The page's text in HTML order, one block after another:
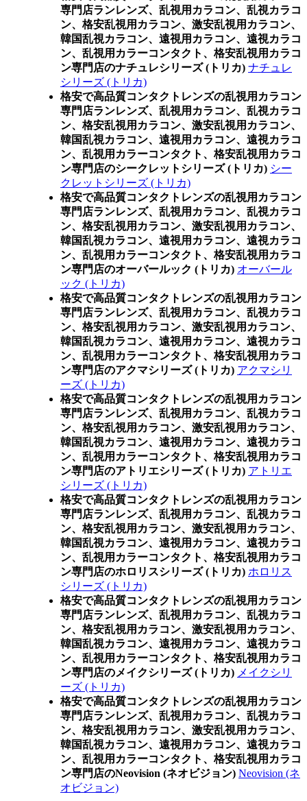
専門店ランレンズ、乱視用カラコン、乱視カラコ
ン、格安乱視用カラコン、激安乱視用カラコン、
韓国乱視カラコン、遠視用カラコン、遠視カラコ
ン、乱視用カラーコンタクト、格安乱視用カラコ
ン専門店のナチュレシリーズ (トリカ) ナチュレ
シリーズ (トリカ)
格安で高品質コンタクトレンズの乱視用カラコン
専門店ランレンズ、乱視用カラコン、乱視カラコ
ン、格安乱視用カラコン、激安乱視用カラコン、
韓国乱視カラコン、遠視用カラコン、遠視カラコ
ン、乱視用カラーコンタクト、格安乱視用カラコ
ン専門店のシークレットシリーズ (トリカ) シー
クレットシリーズ (トリカ)
格安で高品質コンタクトレンズの乱視用カラコン
専門店ランレンズ、乱視用カラコン、乱視カラコ
ン、格安乱視用カラコン、激安乱視用カラコン、
韓国乱視カラコン、遠視用カラコン、遠視カラコ
ン、乱視用カラーコンタクト、格安乱視用カラコ
ン専門店のオーバールック (トリカ) オーバール
ック (トリカ)
格安で高品質コンタクトレンズの乱視用カラコン
専門店ランレンズ、乱視用カラコン、乱視カラコ
ン、格安乱視用カラコン、激安乱視用カラコン、
韓国乱視カラコン、遠視用カラコン、遠視カラコ
ン、乱視用カラーコンタクト、格安乱視用カラコ
ン専門店のアクマシリーズ (トリカ) アクマシリ
ーズ (トリカ)
格安で高品質コンタクトレンズの乱視用カラコン
専門店ランレンズ、乱視用カラコン、乱視カラコ
ン、格安乱視用カラコン、激安乱視用カラコン、
韓国乱視カラコン、遠視用カラコン、遠視カラコ
ン、乱視用カラーコンタクト、格安乱視用カラコ
ン専門店のアトリエシリーズ (トリカ) アトリエ
シリーズ (トリカ)
格安で高品質コンタクトレンズの乱視用カラコン
専門店ランレンズ、乱視用カラコン、乱視カラコ
ン、格安乱視用カラコン、激安乱視用カラコン、
韓国乱視カラコン、遠視用カラコン、遠視カラコ
ン、乱視用カラーコンタクト、格安乱視用カラコ
ン専門店のホロリスシリーズ (トリカ) ホロリス
シリーズ (トリカ)
格安で高品質コンタクトレンズの乱視用カラコン
専門店ランレンズ、乱視用カラコン、乱視カラコ
ン、格安乱視用カラコン、激安乱視用カラコン、
韓国乱視カラコン、遠視用カラコン、遠視カラコ
ン、乱視用カラーコンタクト、格安乱視用カラコ
ン専門店のメイクシリーズ (トリカ) メイクシリ
ーズ (トリカ)
格安で高品質コンタクトレンズの乱視用カラコン
専門店ランレンズ、乱視用カラコン、乱視カラコ
ン、格安乱視用カラコン、激安乱視用カラコン、
韓国乱視カラコン、遠視用カラコン、遠視カラコ
ン、乱視用カラーコンタクト、格安乱視用カラコ
ン専門店のNeovision (ネオビジョン) Neovision (ネ
オビジョン)